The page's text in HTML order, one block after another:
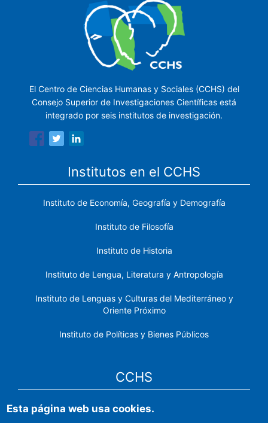
El Centro de Ciencias Humanas y Sociales (CCHS) del
Consejo Superior de Investigaciones Científicas está
integrado por seis institutos de investigación.
Institutos en el CCHS
Instituto de Economía, Geografía y Demografía
Instituto de Filosofía
Instituto de Historia
Instituto de Lengua, Literatura y Antropología
Instituto de Lenguas y Culturas del Mediterráneo y
Oriente Próximo
Instituto de Políticas y Bienes Públicos
CCHS
Sede electrónica CSIC
Esta página web usa cookies.